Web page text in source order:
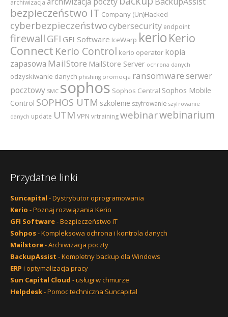
archiwizacja
bezpieczeństwo IT Company (Un)Hacked
cyberbezpieczeństwocybersecurity endpoint
firewall GFI GFI Software IceWarp kerio Kerio
Connect Kerio Control kerio operator kopia
zapasowa MailStore MailStore Server ochrona danych
odzyskiwanie danych phishing promocja ransomware serwer
pocztowy SMC sophos Sophos Central Sophos Mobile
Control SOPHOS UTM szkolenie szyfrowanie szyfrowanie
danych update UTM VPN vrtrainingwebinarwebinarium
Przydatne linki
Suncapital - Dystrybutor oprogramowania
Kerio - Poznaj rozwiązania Kerio
GFI Software- Bezpieczeństwo IT
Sohpos- Kompleksowa ochrona i kontrola danych
Mailstore- Archiwizacja poczty
BackupAssist - Kompletny backup dla Windows
ERP i optymalizacja pracy
Sun Capital Cloud - usługi w chmurze
Helpdesk- Pomoc techniczna Suncapital